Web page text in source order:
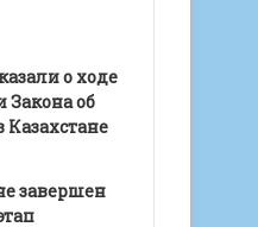
о ходе
Закона об
завершен